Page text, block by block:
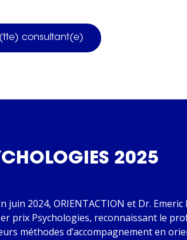
consultant(e)
2025
juin 2024, ORIENTACTION et Dr.
prix Psychologies, reconnaissant le
méthodes d’accompagnement en